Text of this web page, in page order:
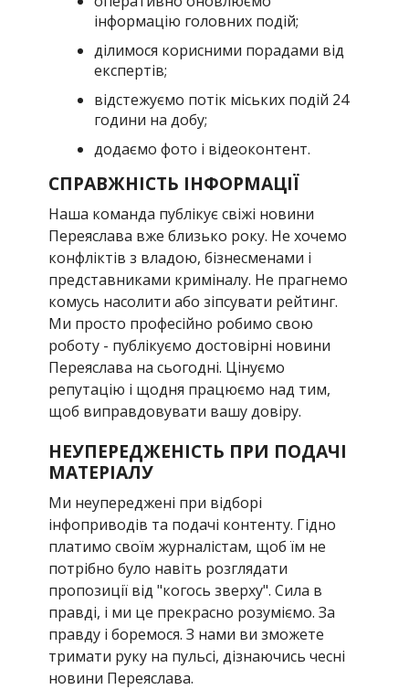
інформацію головних подій;
ділимося корисними порадами від
експертів;
відстежуємо потік міських подій 24
години на добу;
додаємо фото і відеоконтент.
СПРАВЖНІСТЬ ІНФОРМАЦІЇ
Наша команда публікує свіжі новини
Переяслава вже близько року. Не хочемо
конфліктів з владою, бізнесменами і
представниками криміналу. Не прагнемо
комусь насолити або зіпсувати рейтинг.
Ми просто професійно робимо свою
роботу - публікуємо достовірні новини
Переяслава на сьогодні. Цінуємо
репутацію і щодня працюємо над тим,
щоб виправдовувати вашу довіру.
НЕУПЕРЕДЖЕНІСТЬ ПРИ ПОДАЧІ
МАТЕРІАЛУ
Ми неупереджені при відборі
інфоприводів та подачі контенту. Гідно
платимо своїм журналістам, щоб їм не
потрібно було навіть розглядати
пропозиції від "когось зверху". Сила в
правді, і ми це прекрасно розуміємо. За
правду і боремося. З нами ви зможете
тримати руку на пульсі, дізнаючись чесні
новини Переяслава.